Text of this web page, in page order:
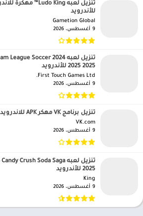
للأندرويد
Gametion Global‏
9 أغسطس، 2026
2025 2025 للأندرويد
First Touch Games Ltd.‏
9 أغسطس، 2026
تنزيل برنامج VK مهكر APK للاندرويد 2025 للاندرويد
VK.com‏
9 أغسطس، 2026
2025 للأندرويد
King‏
9 أغسطس، 2026